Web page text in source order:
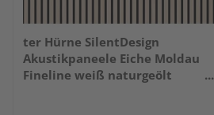
ter Hürne SilentDesign
Akustikpaneele Eiche Moldau
Fineline weiß naturgeölt